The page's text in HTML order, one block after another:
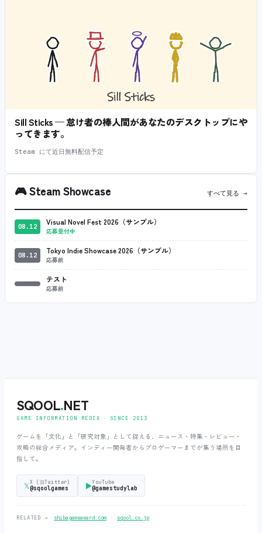
Sill Sticks — 怠け者の棒人間があなたのデスクトップにや
ってきます。
Steam にて近日無料配信予定
🎮Steam Showcase すべて見る →
08.12 Visual Novel Fest 2026（サンプル）
応募受付中
08.12 Tokyo Indie Showcase 2026（サンプル）
応募前
テスト
応募前
SQOOL.NET
GAME INFORMATION MEDIA ‧ SINCE 2013
ゲームを「文化」と「研究対象」として捉える、ニュース・特集・レビュー・
攻略の総合メディア。インディー開発者からプロゲーマーまでが集う場所を目
指して。
𝕏X (旧Twitter)
@sqoolgames ▶YouTube
@gamestudylab
RELATED → shibagameaward.com ‧ sqool.co.jp